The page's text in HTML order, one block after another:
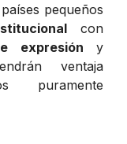
pequeños
con
expresión y
ventaja
puramente